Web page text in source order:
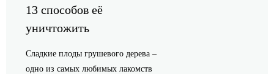
13 способов её
уничтожить
Сладкие плоды грушевого дерева –
одно из самых любимых лакомств